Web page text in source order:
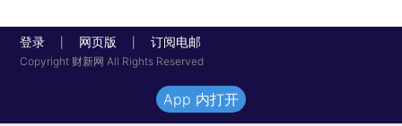
登录 网页版 订阅电邮
Copyright 财新网 All Rights Reserved
App 内打开